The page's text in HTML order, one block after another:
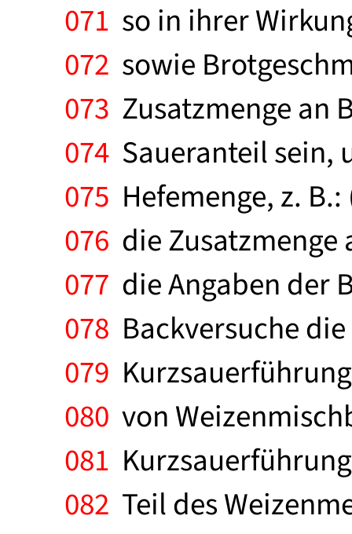
071 so in ihrer
072 sowie
073 Zusatzmenge an
074 Saueranteil sein,
075 Hefemenge, z.
076 die
077 die Angaben der
078 Backversuche
079
080 von
081
082 Teil des